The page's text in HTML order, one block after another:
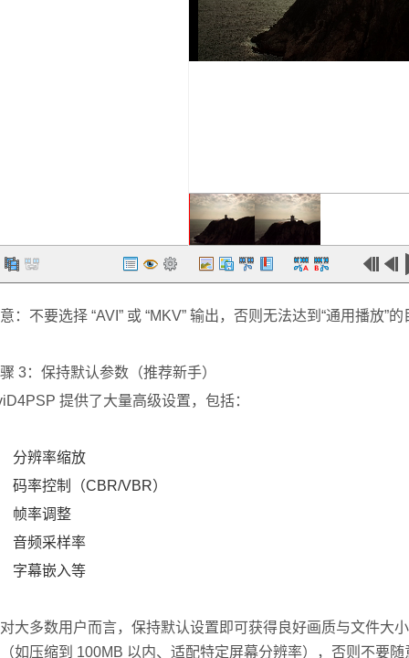
：不要选择 “AVI” 或 “MKV” 输出，否则无法达到“通用播放”的
3：保持默认参数（推荐新手）
提供了大量高级设置，包括：
分辨率缩放
码率控制（CBR/VBR）
帧率调整
音频采样率
字幕嵌入等
大多数用户而言，保持默认设置即可获得良好画质与文件大
如压缩到 100MB 以内、适配特定屏幕分辨率），否则不要